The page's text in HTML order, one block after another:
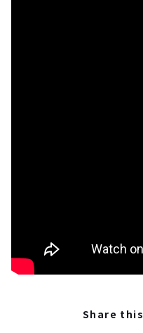
Share this